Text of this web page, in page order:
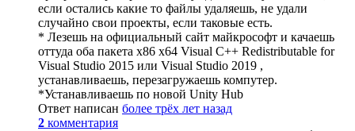
если остались какие то файлы удаляешь, не удали
случайно свои проекты, если таковые есть.
* Лезешь на официальный сайт майкрософт и качаешь
оттуда оба пакета x86 x64 Visual C++ Redistributable for
Visual Studio 2015 или Visual Studio 2019 ,
устанавливаешь, перезагружаешь компутер.
*Устанавливаешь по новой Unity Hub
Ответ написан более трёх лет назад
2 комментария